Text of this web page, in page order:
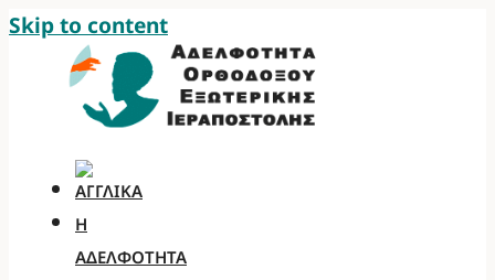
Skip to content
Η
ΑΔΕΛΦΌΤΗΤΑ